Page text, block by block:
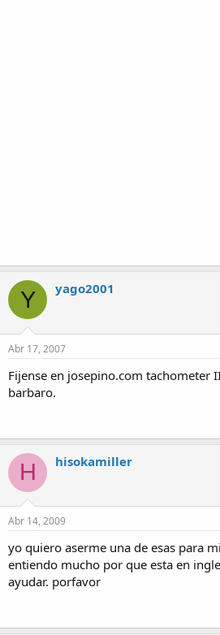
Y yago2001
Abr 17, 2007
Fijense en josepino.com tachometer
barbaro.
H hisokamiller
Abr 14, 2009
yo quiero aserme una de esas para
entiendo mucho por que esta en
ayudar. porfavor